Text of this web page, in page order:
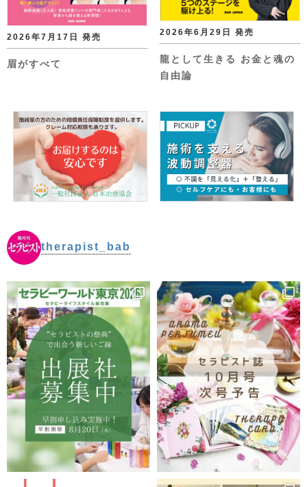
2026年7月17日 発売
眉がすべて
2026年6月29日 発売
龍として生きる お金と魂の
自由論
therapist_bab